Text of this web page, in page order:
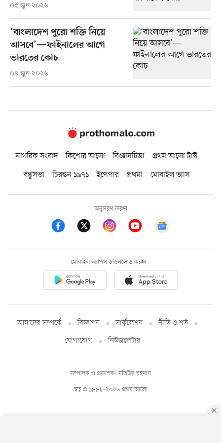
০৫ জুন ২০২৬
‘বাংলাদেশ পুরো শক্তি নিয়ে
আসবে’—ফাইনালের আগে
ভারতের কোচ
০৪ জুন ২০২৬
নাগরিক সংবাদ কিশোর আলো বিজ্ঞানচিন্তা
প্রথম আলো ট্রাস্ট
বন্ধুসভা
চিরন্তন ১৯৭১ ইপেপার প্রথমা মোবাইল ভ্যাস
অনুসরণ করুন
মোবাইল অ্যাপস ডাউনলোড করুন
আমাদের সম্পর্কে বিজ্ঞাপন সার্কুলেশন
নীতি ও শর্ত
যোগাযোগ
নিউজলেটার
স্বত্ব © ১৯৯৮-২০২৬ প্রথম আলো
সম্পাদক ও প্রকাশক: মতিউর রহমান